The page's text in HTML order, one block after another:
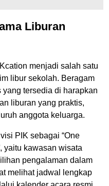
Liburan
menjadi salah satu
libur sekolah. Beragam
tersedia di harapkan
liburan yang praktis,
anggota keluarga.
PIK sebagai “One
yaitu kawasan wisata
pengalaman dalam
melihat jadwal lengkap